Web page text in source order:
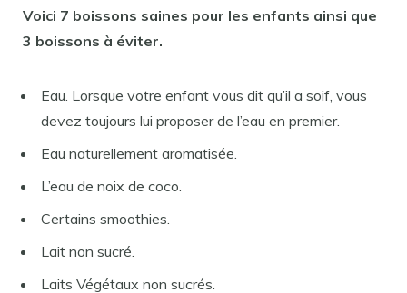
Voici 7 boissons saines pour les enfants ainsi que
3 boissons à éviter.
Eau. Lorsque votre enfant vous dit qu’il a soif, vous
devez toujours lui proposer de l’eau en premier.
Eau naturellement aromatisée.
L’eau de noix de coco.
Certains smoothies.
Lait non sucré.
Laits Végétaux non sucrés.